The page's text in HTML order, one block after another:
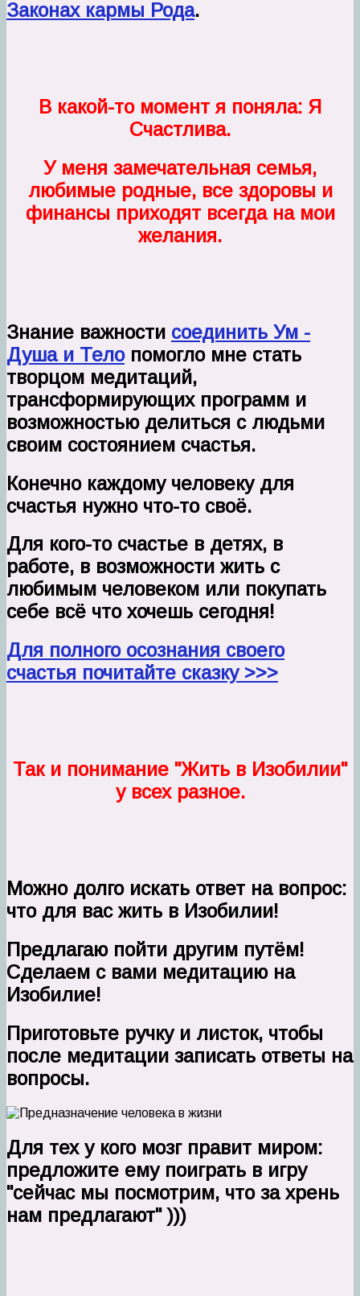
Законах кармы Рода.
В какой-то момент я поняла: Я
Счастлива.
У меня замечательная семья,
любимые родные, все здоровы и
финансы приходят всегда на мои
желания.
Знание важности соединить Ум -
Душа и Телопомогло мне стать
творцом медитаций,
трансформирующих программ и
возможностью делиться с людьми
своим состоянием счастья.
Конечно каждому человеку для
счастья нужно что-то своё.
Для кого-то счастье в детях, в
работе, в возможности жить с
любимым человеком или покупать
себе всё что хочешь сегодня!
Для полного осознания своего
счастья почитайте сказку >>>
Так и понимание "Жить в Изобилии"
у всех разное.
Можно долго искать ответ на вопрос:
что для вас жить в Изобилии!
Предлагаю пойти другим путём!
Сделаем с вами медитацию на
Изобилие!
Приготовьте ручку и листок, чтобы
после медитации записать ответы на
вопросы.
Для тех у кого мозг правит миром:
предложите ему поиграть в игру
"сейчас мы посмотрим, что за хрень
нам предлагают" )))